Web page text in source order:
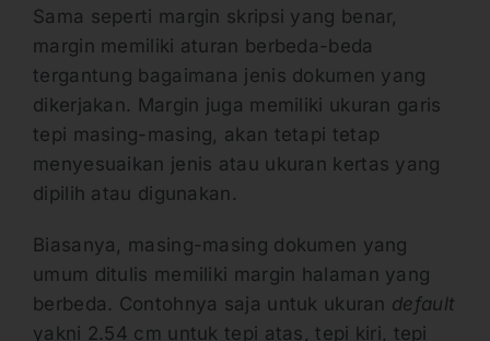
Sama seperti margin skripsi yang benar,
margin memiliki aturan berbeda-beda
tergantung bagaimana jenis dokumen yang
dikerjakan. Margin juga memiliki ukuran garis
tepi masing-masing, akan tetapi tetap
menyesuaikan jenis atau ukuran kertas yang
dipilih atau digunakan.
Biasanya, masing-masing dokumen yang
umum ditulis memiliki margin halaman yang
berbeda. Contohnya saja untuk ukuran default
yakni 2.54 cm untuk tepi atas, tepi kiri, tepi